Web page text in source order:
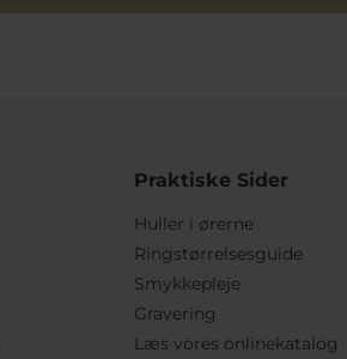
Praktiske Sider
Huller i ørerne
Ringstørrelsesguide
Smykkepleje
Gravering
Læs vores onlinekatalog